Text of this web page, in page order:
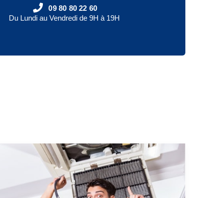
09 80 80 22 60
Du Lundi au Vendredi de 9H à 19H